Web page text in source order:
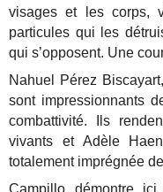
visages et les corps,
particules qui les
qui s’opposent. Une
Nahuel Pérez
sont impressionnants
combattivité. Ils
vivants et Adèle
totalement imprégnée
Campillo démontre